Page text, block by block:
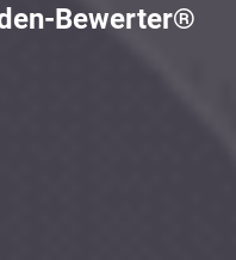
Bewerter®